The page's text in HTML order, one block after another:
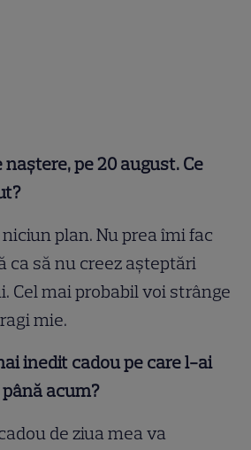
naștere, pe 20 august. Ce
plan. Nu prea îmi fac
ca să nu creez așteptări
Cel mai probabil voi strânge
mie.
inedit cadou pe care l-ai
acum?
de ziua mea va